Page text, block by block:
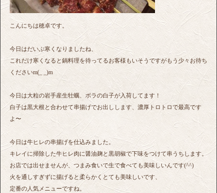
こんにちは穂卓です。
今日はだいぶ寒くなりましたね、
これだけ寒くなると鍋料理を待ってるお客様もいそうですがもう少々お待ち
くださいm(_ _)m
今日は大粒の岩手産生牡蠣、ボラの白子が入荷してます！
白子は黒大根と合わせて串揚げでお出しします、濃厚トロトロで最高です
よ〜
今日は牛ヒレの串揚げを仕込みました。
キレイに掃除した牛ヒレ肉に醤油麹と黒胡椒で下味をつけて串うちします。
お店では出せませんが、つまみ食いで生で食べても美味しいんです(^^)
火を通しすぎずに揚げると柔らかくとても美味しいです、
定番の人気メニューですね。